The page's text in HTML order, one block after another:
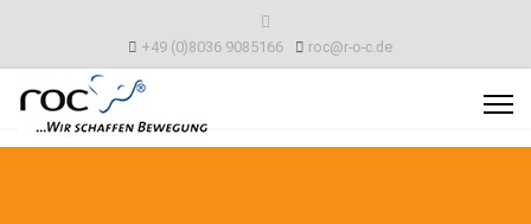
+49 (0)8036 9085166 roc@r-o-c.de